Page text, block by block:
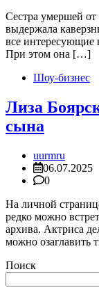
Сестра умершей
выдержала
все интересующие
При этом она […]
Шоу-бизнес
Лиза
сына
uurmru
06.07.2025
0
На личной
редко можно
архива. Актриса
можно озаглавить
Поиск